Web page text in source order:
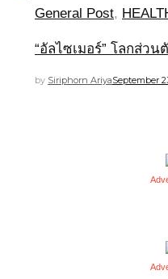
General Post,
“อัลไซเมอร์” โลกส่ว
by Siriphorn AriyaSeptember